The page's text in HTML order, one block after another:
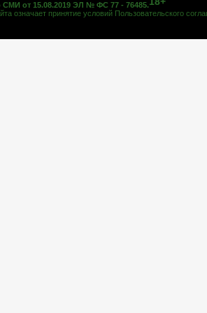
СМИ от 15.08.2019 ЭЛ № ФС 77 - 76485.
означает принятие условий Пользовательского